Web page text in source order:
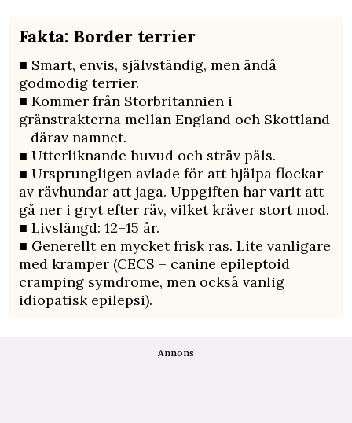
Fakta: Border terrier
■ Smart, envis, självständig, men ändå
godmodig terrier.
■ Kommer från Storbritannien i
gränstrakterna mellan England och Skottland
– därav namnet.
■ Utterliknande huvud och sträv päls.
■ Ursprungligen avlade för att hjälpa flockar
av rävhundar att jaga. Uppgiften har varit att
gå ner i gryt efter räv, vilket kräver stort mod.
■ Livslängd: 12–15 år.
■ Generellt en mycket frisk ras. Lite vanligare
med kramper (CECS – canine epileptoid
cramping symdrome, men också vanlig
idiopatisk epilepsi).
Annons